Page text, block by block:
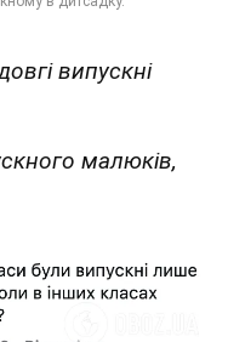
випускні
малюків,